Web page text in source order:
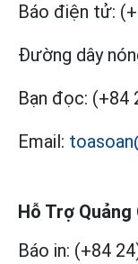
Báo điện tử:
Đường dây
Bạn đọc: (+84
Email:
Hỗ Trợ Quảng
Báo in: (+84